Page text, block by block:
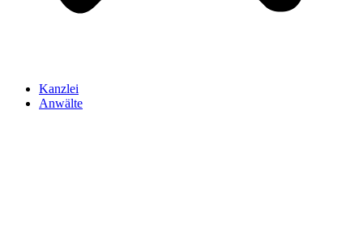
Kanzlei
Anwälte